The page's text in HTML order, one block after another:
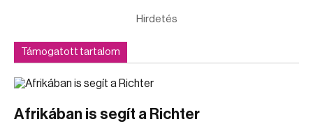
Hirdetés
Támogatott tartalom
Afrikában is segít a Richter